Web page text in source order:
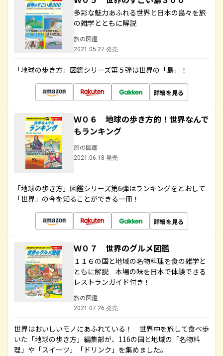
多彩な魅力あふれる世界と日本の島々を旅
の雑学とともに解説
旅の図鑑
2021.05.27 発売
「地球の歩き方」図鑑シリーズ第５弾は世界の「島」！
詳細を見る
Ｗ０６ 地球の歩き方的！世界なんで
もランキング
旅の図鑑
2021.06.18 発売
「地球の歩き方」図鑑シリーズ第6弾はランキングをとおして
「世界」の今を知ることができる一冊！
詳細を見る
Ｗ０７ 世界のグルメ図鑑
１１６の国と地域の名物料理を食の雑学と
ともに解説 本場の味を日本で体験できる
レストランガイド付き！
旅の図鑑
2021.07.26 発売
世界はおいしいモノにあふれている！ 世界中を旅して食べ歩
いた「地球の歩き方」編集部が、116の国と地域の「名物料
理」や「スイーツ」「ドリンク」を集めました。